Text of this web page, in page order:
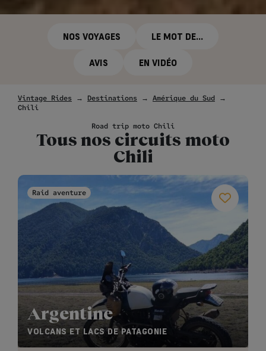
NOS VOYAGES LE MOT DE...
AVIS EN VIDÉO
Vintage Rides → Destinations → Amérique du Sud →
Chili
Road trip moto Chili
Tous nos circuits moto
Chili
Raid aventure
Argentine
VOLCANS ET LACS DE PATAGONIE